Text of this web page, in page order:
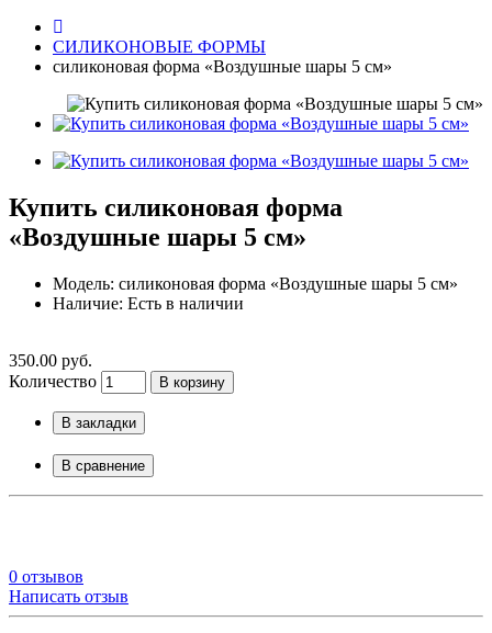
СИЛИКОНОВЫЕ ФОРМЫ
силиконовая форма «Воздушные шары 5 см»
Купить силиконовая форма
«Воздушные шары 5 см»
Модель: силиконовая форма «Воздушные шары 5 см»
Наличие: Есть в наличии
350.00 руб.
Количество
В корзину
В закладки
В сравнение
0 отзывов
Написать отзыв